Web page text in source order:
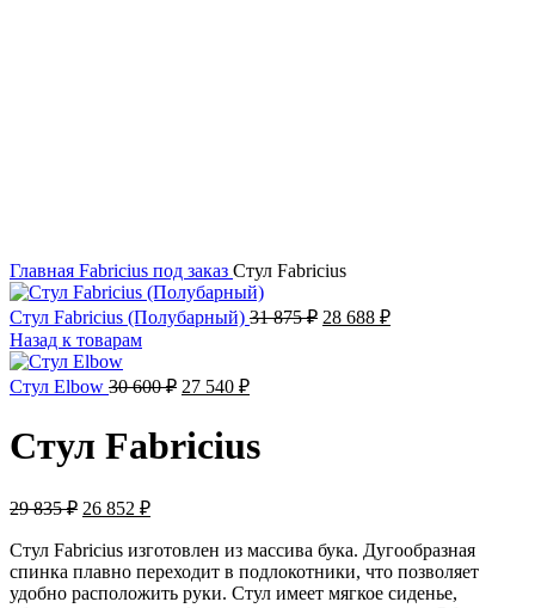
Главная Fabricius под заказ Стул Fabricius
Стул Fabricius (Полубарный) 31 875₽ 28 688 ₽
Назад к товарам
Стул Elbow 30 600₽ 27 540 ₽
Стул Fabricius
29 835₽ 26 852 ₽
Cтул Fabricius изготовлен из массива бука. Дугообразная
спинка плавно переходит в подлокотники, что позволяет
удобно расположить руки. Стул имеет мягкое сиденье,